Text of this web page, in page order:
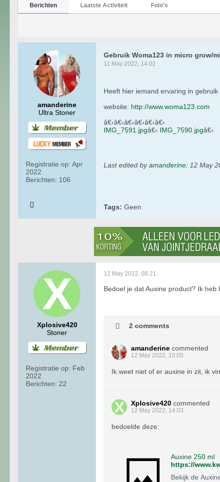
Berichten Laatste Activiteit Foto's
amanderine
Ultra Stoner
Registratie op: Apr
2022
Berichten: 106
Gebruik Woma123 in micro grow/
11 May 2022, 14:02
Heeft hier iemand ervaring in
website: http://www.woma123.com
â€‹â€‹â€‹â€‹â€‹â€‹
IMG_7591.jpgâ€‹ IMG_7590.jpgâ€‹
Last edited byamanderine; 12 May
Tags: Geen
Xplosive420
Stoner
Registratie op: Feb
2022
Berichten: 22
12 May 2022, 08:21
Bedoel je dat Auxine product? Ik
2 comments
amanderine commented
12 May 2022, 10:05
Ik weet niet of er auxine in zit, ik
Xplosive420 commented
12 May 2022, 14:03
bedoelde deze:
Auxine 250 ml
https://
Bekijk de